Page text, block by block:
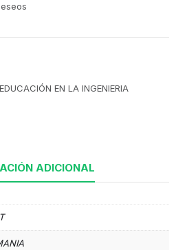
EN LA INGENIERIA
ADICIONAL